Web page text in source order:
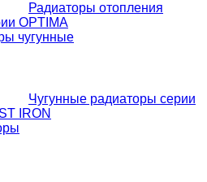
Радиаторы отопления
OPTIMA
чугунные
Чугунные радиаторы серии
IRON